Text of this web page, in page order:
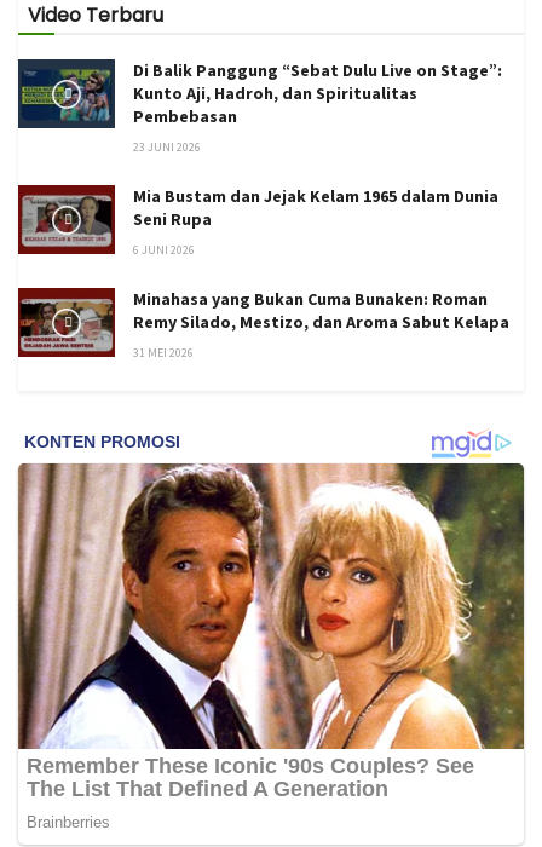
Video Terbaru
Di Balik Panggung “Sebat Dulu Live on Stage”:
Kunto Aji, Hadroh, dan Spiritualitas
Pembebasan
23 JUNI 2026
Mia Bustam dan Jejak Kelam 1965 dalam Dunia
Seni Rupa
6 JUNI 2026
Minahasa yang Bukan Cuma Bunaken: Roman
Remy Silado, Mestizo, dan Aroma Sabut Kelapa
31 MEI 2026